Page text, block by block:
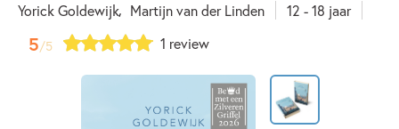
Yorick Goldewijk Martijn van der Linden 12 - 18 jaar
5/5 1 review